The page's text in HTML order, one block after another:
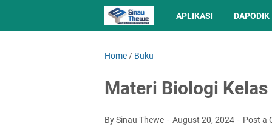
APLIKASI DAPODIK
Home / Buku
Materi Biologi
By Sinau Thewe August 20, 2024 Post a